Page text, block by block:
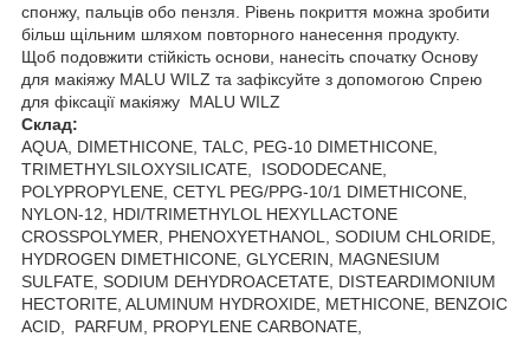
спонжу, пальців обо пензля. Рівень покриття можна зробити
більш щільним шляхом повторного нанесення продукту.
Щоб подовжити стійкість основи, нанесіть спочатку Основу
для макіяжу MALU WILZ та зафіксуйте з допомогою Спрею
для фіксації макіяжу MALU WILZ
Склад:
AQUA, DIMETHICONE, TALC, PEG-10 DIMETHICONE,
TRIMETHYLSILOXYSILICATE, ISODODECANE,
POLYPROPYLENE, CETYL PEG/PPG-10/1 DIMETHICONE,
NYLON-12, HDI/TRIMETHYLOL HEXYLLACTONE
CROSSPOLYMER, PHENOXYETHANOL, SODIUM CHLORIDE,
HYDROGEN DIMETHICONE, GLYCERIN, MAGNESIUM
SULFATE, SODIUM DEHYDROACETATE, DISTEARDIMONIUM
HECTORITE, ALUMINUM HYDROXIDE, METHICONE, BENZOIC
ACID, PARFUM, PROPYLENE CARBONATE,